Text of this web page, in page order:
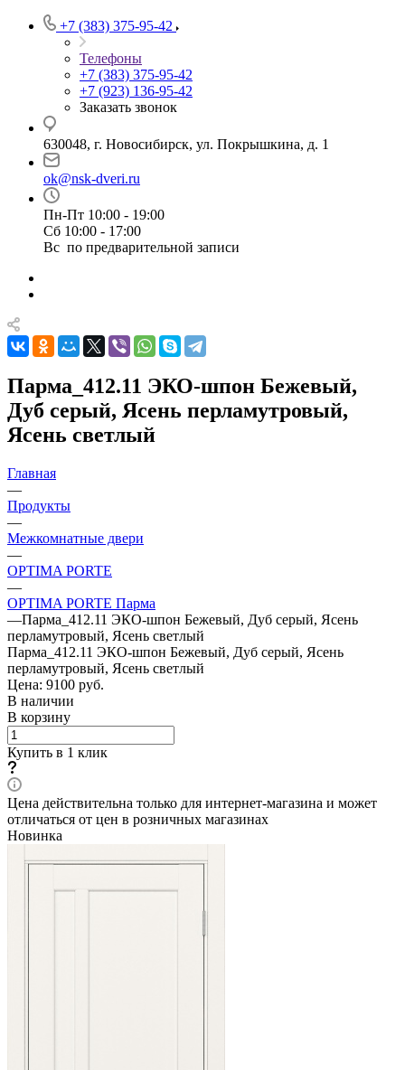
+7 (383) 375-95-42
Телефоны
+7 (383) 375-95-42
+7 (923) 136-95-42
Заказать звонок
630048, г. Новосибирск, ул. Покрышкина, д. 1
ok@nsk-dveri.ru
Пн-Пт 10:00 - 19:00
Сб 10:00 - 17:00
Вс по предварительной записи
Парма_412.11 ЭКО-шпон Бежевый,
Дуб серый, Ясень перламутровый,
Ясень светлый
Главная
—
Продукты
—
Межкомнатные двери
—
OPTIMA PORTE
—
OPTIMA PORTE Парма
—Парма_412.11 ЭКО-шпон Бежевый, Дуб серый, Ясень
перламутровый, Ясень светлый
Парма_412.11 ЭКО-шпон Бежевый, Дуб серый, Ясень
перламутровый, Ясень светлый
Цена: 9100 руб.
В наличии
В корзину
Купить в 1 клик
Цена действительна только для интернет-магазина и может
отличаться от цен в розничных магазинах
Новинка